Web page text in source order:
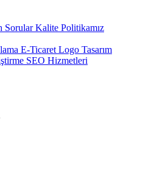
SorularKalite Politikamız
E-Ticaret Logo Tasarım
SEO Hizmetleri